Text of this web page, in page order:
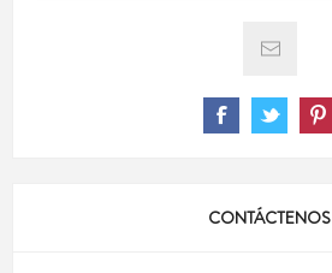
CONTÁCTENOS